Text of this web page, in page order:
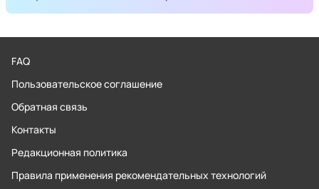
FAQ
Пользовательское соглашение
Обратная связь
Контакты
Редакционная политика
Правила применения рекомендательных технологий